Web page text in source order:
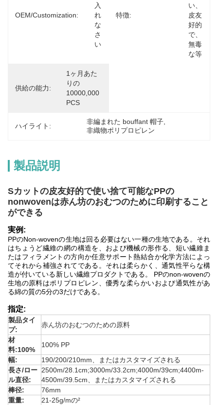
OEM/Customization:
入
れ
な
さ
い
特徴:
い、
皮友
好的
で、
無毒
な等
供給の能力:
1ヶ月あた
りの
10000,000
PCS
ハイライト:
非編まれた bouffant 帽子
非織物ポリプロピレン
製品説明
Sカットの皮友好的で使い捨て可能なPPの
nonwovenは赤ん坊のおむつのために印刷すること
ができる
実例:
PPのNon-wovenの生地は回る必要はない一種の生地である。それ
はちょうど繊維の網の構造を、および機械の形作る、短い繊維ま
たはフィラメントの方向か任意サポート熱結合か化学方法によっ
てそれから補強されてである。それは柔らかく、通気性平らな構
造が付いている新しい繊維プロダクト である。 PPのnon-wovenの
生地の原料はポリプロピレン、優秀な柔らかいおよび通気性があ
る綿の質の5分の3だけである。
指定:
製品タイ
プ:
赤ん坊のおむつのための原料
材
料:100%
100% PP
幅:
190/200/210mm、またはカスタマイズされる
長さ/ロー
ル直径:
2500m/28.1cm;3000m/33.2cm;4000m/39cm;4400m-
4500m/39.5cm、またはカスタマイズされる
棒径:
76mm
重量:
21-25g/mの²